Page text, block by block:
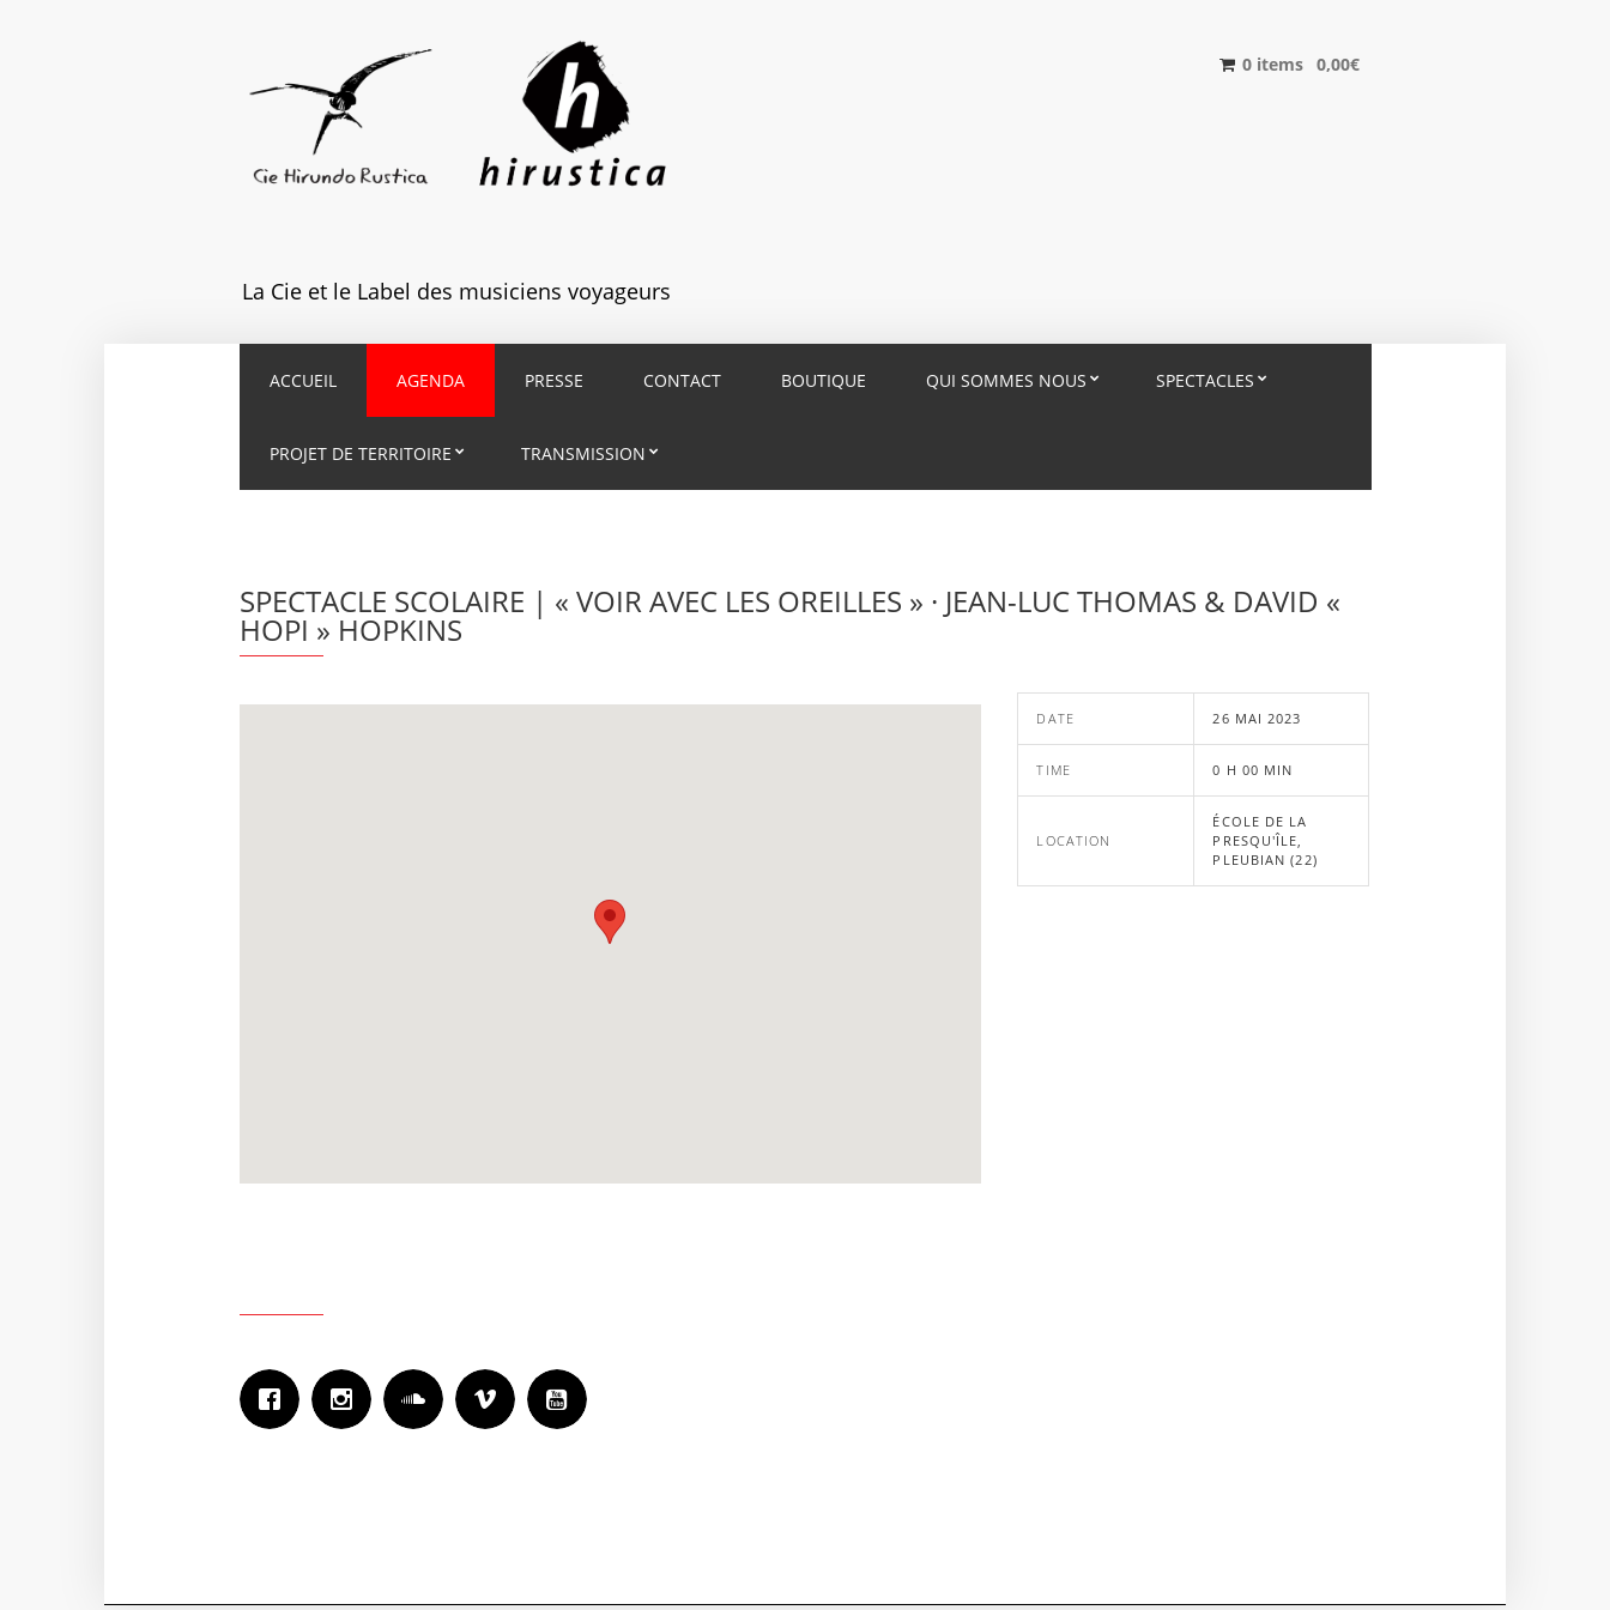
La Cie et le Label des musiciens voyageurs
0 items 0,00€
ACCUEIL AGENDA PRESSE CONTACT BOUTIQUE QUI SOMMES NOUS SPECTACLES
PROJET DE TERRITOIRE TRANSMISSION
SPECTACLE SCOLAIRE | « VOIR AVEC LES OREILLES » · JEAN-LUC THOMAS & DAVID «
HOPI » HOPKINS
DATE 26 MAI 2023
TIME 0 H 00 MIN
LOCATION
ÉCOLE DE LA
PRESQU'ÎLE,
PLEUBIAN (22)